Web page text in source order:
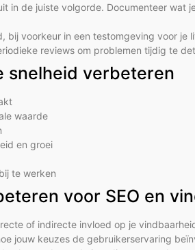
in de juiste volgorde. Documenteer wat
bij voorkeur in een testomgeving voor je
reviews om problemen tijdig te
snelheid verbeteren
waarde
en groei
te werken
voor SEO en
of indirecte invloed op je
jouw keuzes de gebruikerservaring